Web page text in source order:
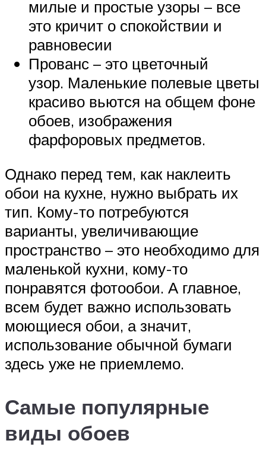
милые и простые узоры – все
это кричит о спокойствии и
равновесии
Прованс – это цветочный
узор. Маленькие полевые цветы
красиво вьются на общем фоне
обоев, изображения
фарфоровых предметов.
Однако перед тем, как наклеить
обои на кухне, нужно выбрать их
тип. Кому-то потребуются
варианты, увеличивающие
пространство – это необходимо для
маленькой кухни, кому-то
понравятся фотообои. А главное,
всем будет важно использовать
моющиеся обои, а значит,
использование обычной бумаги
здесь уже не приемлемо.
Самые популярные
виды обоев